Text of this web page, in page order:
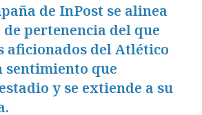
de InPost se alinea
pertenencia del que
aficionados del Atlético
sentimiento que
y se extiende a su